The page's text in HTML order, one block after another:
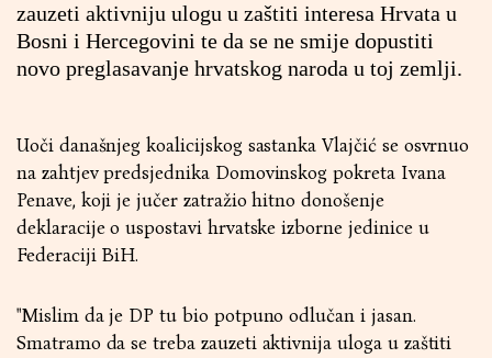
zauzeti aktivniju ulogu u zaštiti interesa Hrvata u
Bosni i Hercegovini te da se ne smije dopustiti
novo preglasavanje hrvatskog naroda u toj zemlji.
Uoči današnjeg koalicijskog sastanka Vlajčić se osvrnuo
na zahtjev predsjednika Domovinskog pokreta Ivana
Penave, koji je jučer zatražio hitno donošenje
deklaracije o uspostavi hrvatske izborne jedinice u
Federaciji BiH.
"Mislim da je DP tu bio potpuno odlučan i jasan.
Smatramo da se treba zauzeti aktivnija uloga u zaštiti